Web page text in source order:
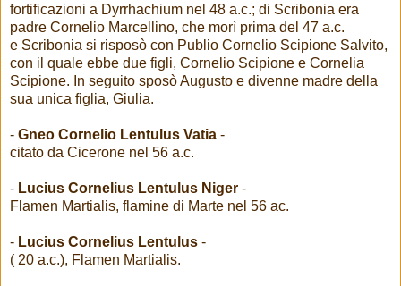
fortificazioni a Dyrrhachium nel 48 a.c.; di Scribonia era
padre Cornelio Marcellino, che morì prima del 47 a.c.
e Scribonia si risposò con Publio Cornelio Scipione Salvito,
con il quale ebbe due figli, Cornelio Scipione e Cornelia
Scipione. In seguito sposò Augusto e divenne madre della
sua unica figlia, Giulia.
- Gneo Cornelio Lentulus Vatia -
citato da Cicerone nel 56 a.c.
- Lucius Cornelius Lentulus Niger -
Flamen Martialis, flamine di Marte nel 56 ac.
- Lucius Cornelius Lentulus -
( 20 a.c.), Flamen Martialis.